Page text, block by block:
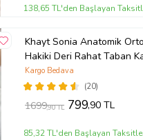
138,65 TL'den Başlayan
Khayt Sonia Anatomik
Hakiki Deri Rahat Taban
Sandalet (Beyaz)
(20)
Kargo Bedava
1699,90 TL 799,90 TL
85,32 TL'den Başlayan